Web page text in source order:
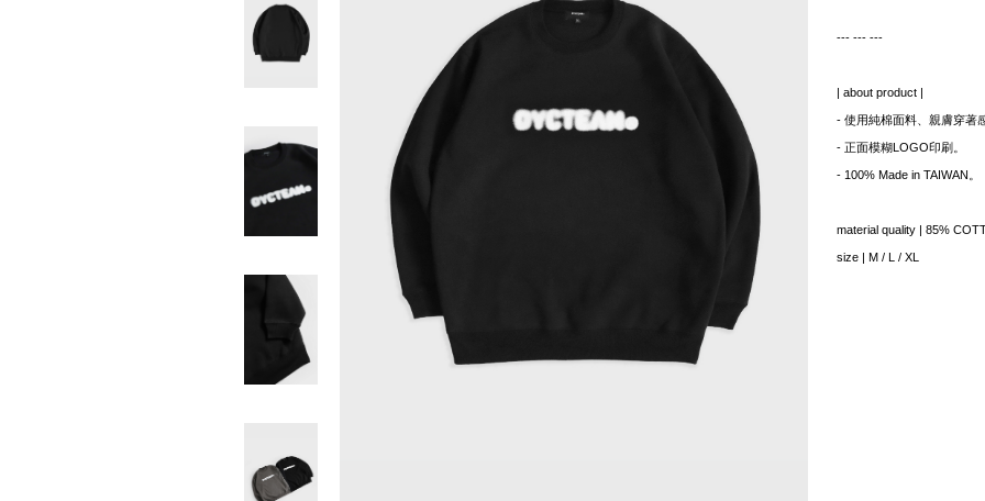
--- --- ---
| about product |
- 使用純棉面料、親膚穿著
- 正面模糊LOGO印刷。
- 100% Made in TAIWAN。
material quality | 85%
size | M / L / XL